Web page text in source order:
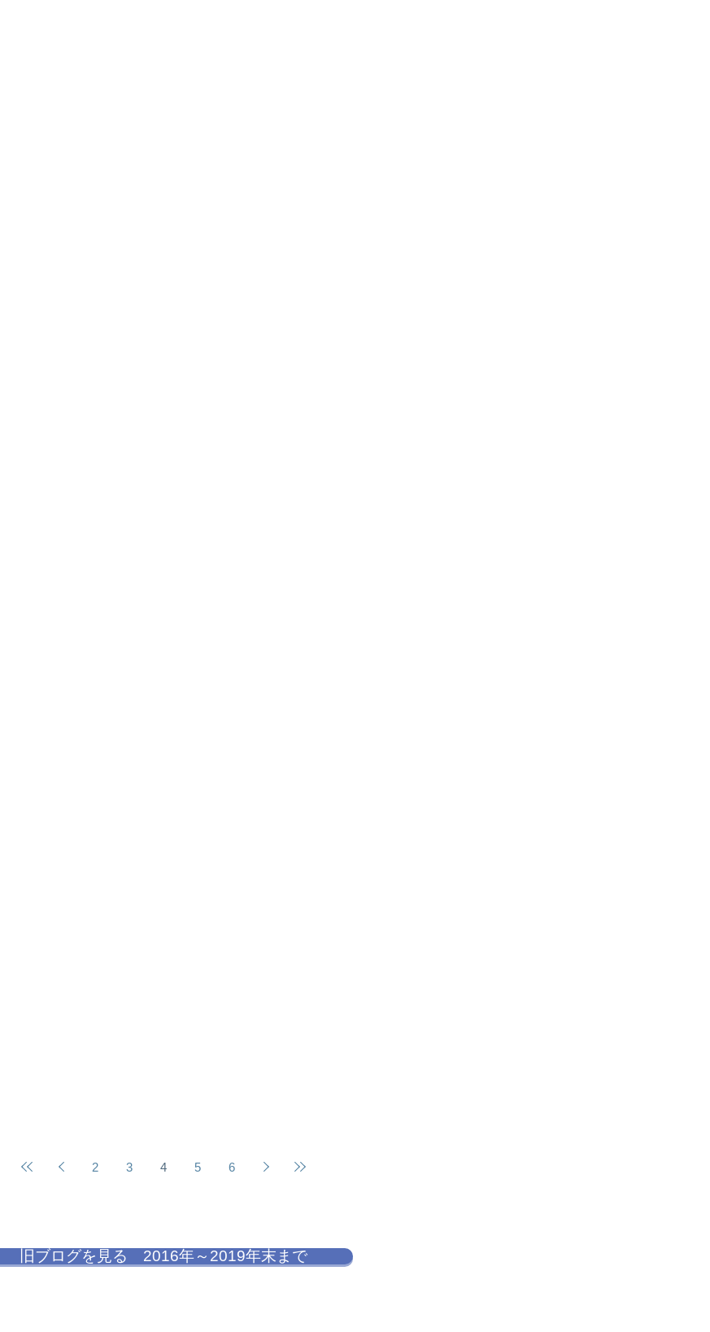
2 3 4 5 6
旧ブログを見る 2016年～2019年末まで